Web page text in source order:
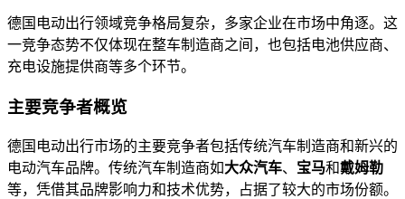
德国电动出行领域竞争格局复杂，多家企业在市场中角逐。这
一竞争态势不仅体现在整车制造商之间，也包括电池供应商、
充电设施提供商等多个环节。
主要竞争者概览
德国电动出行市场的主要竞争者包括传统汽车制造商和新兴的
电动汽车品牌。传统汽车制造商如大众汽车、 宝马和戴姆勒
等，凭借其品牌影响力和技术优势，占据了较大的市场份额。